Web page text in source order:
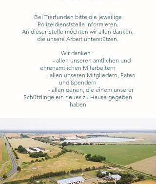
Bei Tierfunden bitte die jeweilige
Polizeidienststelle informieren.
An dieser Stelle möchten wir allen danken,
die unsere Arbeit unterstützen.
Wir danken :
- allen unseren amtlichen und
ehrenamtlichen Mitarbeitern
- allen unseren Mitgliedern, Paten
und Spendern
- allen denen, die einem unserer
Schützlinge ein neues zu Hause gegeben
haben